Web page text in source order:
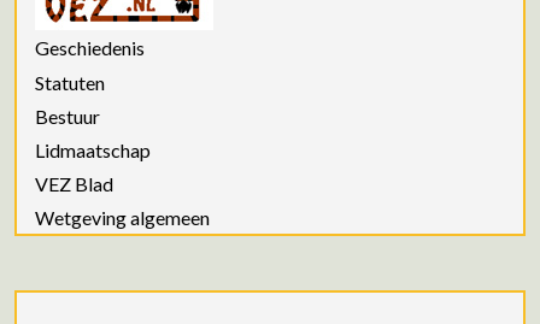
Geschiedenis
Statuten
Bestuur
Lidmaatschap
VEZ Blad
Wetgeving algemeen